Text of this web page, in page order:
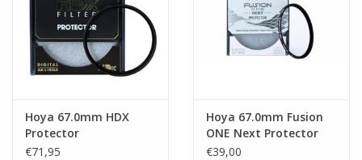
Hoya 67.0mm HDX
Protector
€71,95
Hoya 67.0mm Fusion
ONE Next Protector
€39,00